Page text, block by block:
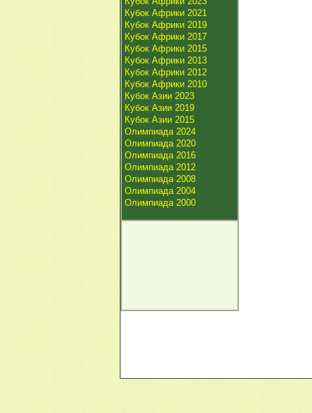
Кубок Африки 2021
Кубок Африки 2019
Кубок Африки 2017
Кубок Африки 2015
Кубок Африки 2013
Кубок Африки 2012
Кубок Африки 2010
Кубок Азии 2023
Кубок Азии 2019
Кубок Азии 2015
Олимпиада 2024
Олимпиада 2020
Олимпиада 2016
Олимпиада 2012
Олимпиада 2008
Олимпиада 2004
Олимпиада 2000